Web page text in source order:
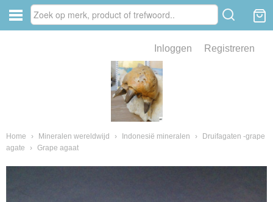
Inloggen Registreren
Home › Mineralen wereldwijd › Indonesië mineralen ›
Druifagaten -grape
agate
› Grape agaat
van fossielen en mineralen